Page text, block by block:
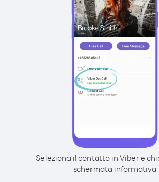
Seleziona il contatto in Viber e
schermata informativa